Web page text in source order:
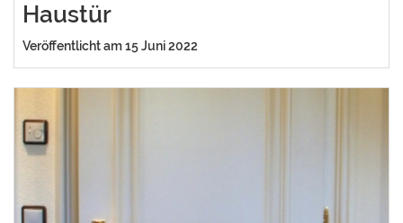
Haustür
Veröffentlicht am 15 Juni 2022